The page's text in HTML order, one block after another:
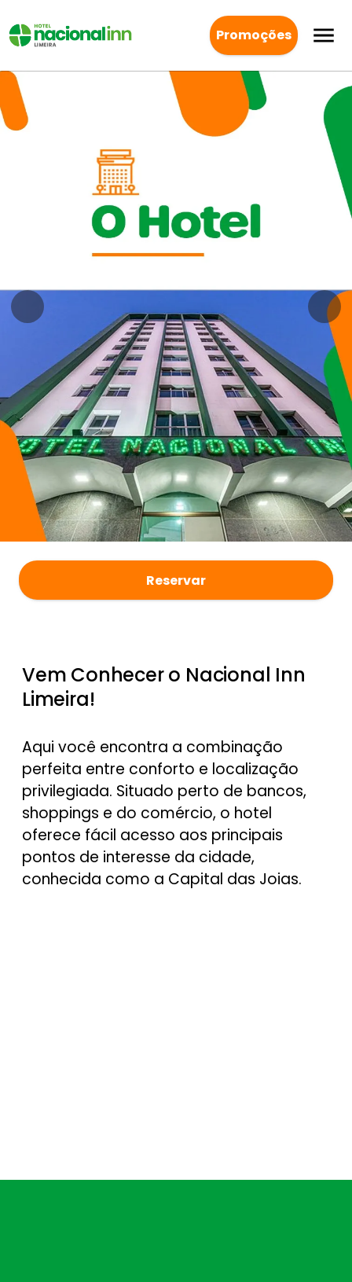
Promoções
Reservar
Vem Conhecer o Nacional Inn
Limeira!
Aqui você encontra a combinação
perfeita entre conforto e localização
privilegiada. Situado perto de bancos,
shoppings e do comércio, o hotel
oferece fácil acesso aos principais
pontos de interesse da cidade,
conhecida como a Capital das Joias.